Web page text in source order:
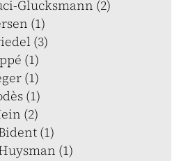
Glucksmann (2)
(1)
(3)
(1)
(1)
(1)
(2)
(1)
(1)